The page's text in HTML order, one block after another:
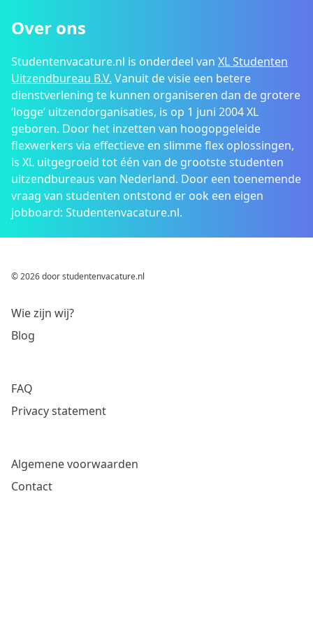
Over ons
Studentenvacature.nl is onderdeel van XL Studenten
Uitzendbureau B.V. Vanuit de visie een betere
dienstverlening te kunnen organiseren dan de grotere
‘logge’ uitzendorganisaties, is op 1 juni 2004 XL
geboren. Door het inzetten van hoogopgeleide
flexwerkers via effectieve en slimme flex oplossingen,
is XL uitgegroeid tot één van de grootste studenten
uitzendbureaus van Nederland. Door een toenemende
vraag van studenten ontstond er ook een eigen
jobboard: Studentenvacature.nl.
© 2026 door studentenvacature.nl
Wie zijn wij?
Blog
FAQ
Privacy statement
Algemene voorwaarden
Contact